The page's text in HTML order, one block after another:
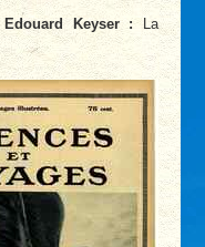
Edouard Keyser : La